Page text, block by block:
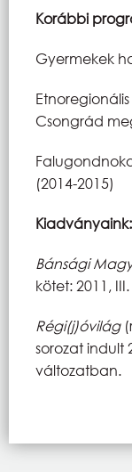
Korábbi
Gyermekek
Csongrád
(2014-2015)
Kiadványaink:
Bánsági
kötet: 2011,
Régi(j)óvilág
sorozat indult
változatban.